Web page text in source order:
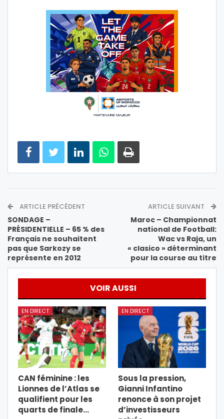
ARTICLE PRÉCÉDENT
SONDAGE –
PRÉSIDENTIELLE – 65 % des
Français ne souhaitent
pas que Sarkozy se
représente en 2012
ARTICLE SUIVANT
Maroc – Championnat
national de Football:
Wac vs Raja, un
« clasico » déterminant
pour la course au titre
VOIR AUSSI
EN DIRECT
CAN féminine : les
Lionnes de l’Atlas se
qualifient pour les
quarts de finale…
EN DIRECT
Sous la pression,
Gianni Infantino
renonce à son projet
d’investisseurs